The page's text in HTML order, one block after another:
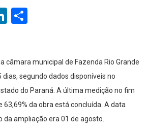
LinkedIn
câmara municipal de Fazenda Rio Grande
segundo dados disponíveis no
do Paraná. A última medição no fim
da obra está concluída. A data
ampliação era 01 de agosto.